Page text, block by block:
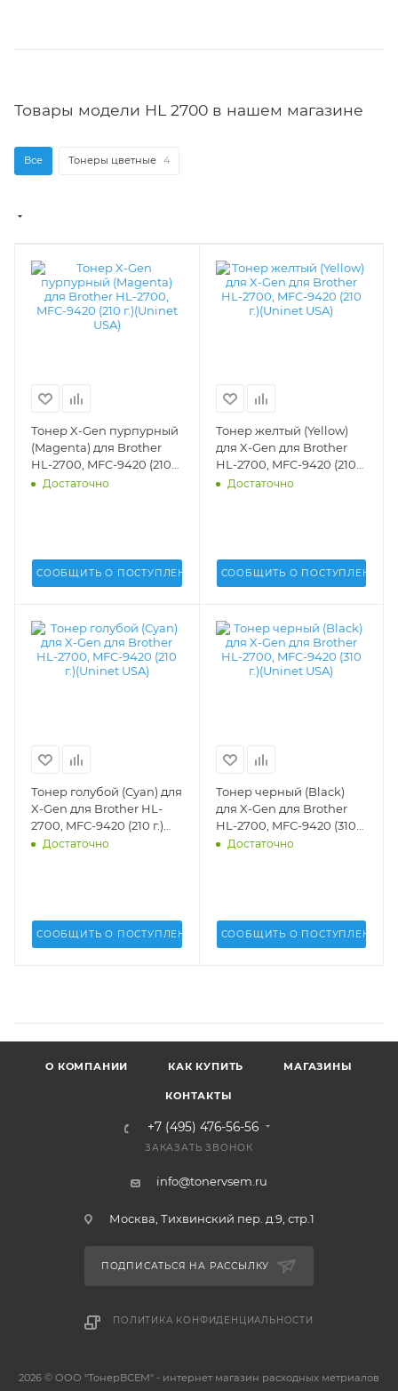
Товары модели HL 2700 в нашем магазине
Все Тонеры цветные 4
Тонер X-Gen пурпурный
(Magenta) для Brother
HL-2700, MFC-9420 (210
г.)(Uninet USA) - 17283
Достаточно
СООБЩИТЬ О ПОСТУПЛЕНИИ
Тонер желтый (Yellow)
для X-Gen для Brother
HL-2700, MFC-9420 (210
г.)(Uninet USA) - 17284
Достаточно
СООБЩИТЬ О ПОСТУПЛЕНИИ
Тонер голубой (Cyan) для
X-Gen для Brother HL-
2700, MFC-9420 (210 г.)
(Uninet USA) - 17282
Достаточно
СООБЩИТЬ О ПОСТУПЛЕНИИ
Тонер черный (Black)
для X-Gen для Brother
HL-2700, MFC-9420 (310
г.)(Uninet USA) - 17281
Достаточно
СООБЩИТЬ О ПОСТУПЛЕНИИ
О КОМПАНИИ КАК КУПИТЬ МАГАЗИНЫ
КОНТАКТЫ
+7 (495) 476-56-56
ЗАКАЗАТЬ ЗВОНОК
info@tonervsem.ru
Москва, Тихвинский пер. д.9, стр.1
ПОДПИСАТЬСЯ НА РАССЫЛКУ
ПОЛИТИКА КОНФИДЕНЦИАЛЬНОСТИ
2026 © ООО "ТонерВСЕМ" - интернет магазин расходных метриалов